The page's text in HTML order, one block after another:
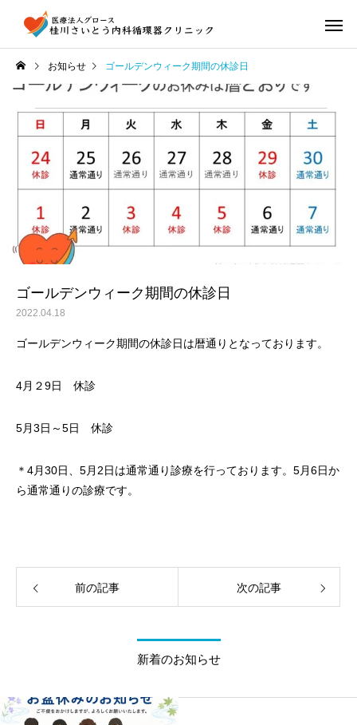
お知らせ ゴールデンウィーク期間の休診日
ゴールデンウィーク期間の休診日
2022.04.18
ゴールデンウィーク期間の休診日は暦通りとなっております。
4月２9日 休診
5月3日～5日 休診
＊4月30日、5月2日は通常通り診療を行っております。5月6日か
ら通常通りの診療です。
前の記事 次の記事
新着のお知らせ